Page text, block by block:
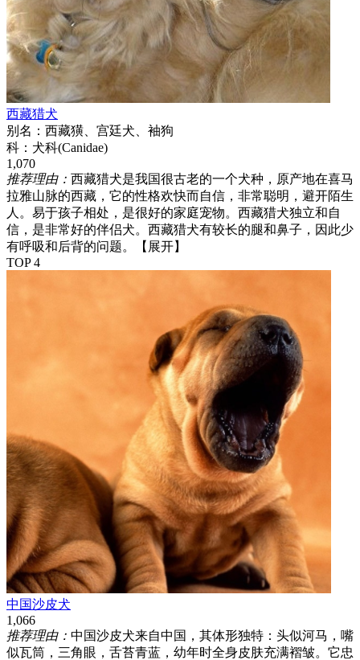
西藏猎犬
别名： 西藏獚、宫廷犬、袖狗
科： 犬科(Canidae)
1,070
推荐理由： 西藏猎犬是我国很古老的一个犬种，原产地在喜马
拉雅山脉的西藏，它的性格欢快而自信，非常聪明，避开陌生
人。易于孩子相处，是很好的家庭宠物。西藏猎犬独立和自
信，是非常好的伴侣犬。西藏猎犬有较长的腿和鼻子，因此少
有呼吸和后背的问题。
【展开】
TOP 4
中国沙皮犬
1,066
推荐理由： 中国沙皮犬来自中国，其体形独特：头似河马，嘴
似瓦筒，三角眼，舌苔青蓝，幼年时全身皮肤充满褶皱。它忠